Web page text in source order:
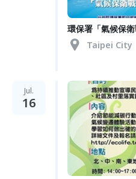
環保署「氣候保
Taipei City
Jul.
16